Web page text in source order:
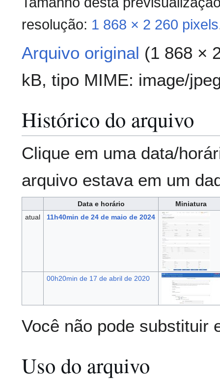
resolução: 1 868 × 2 260 pixels
Arquivo original (1 868 ×
kB, tipo MIME: image/
Histórico do arquivo
Clique em uma data/
arquivo estava em um
Data e horário
Miniatura
atual
11h40min de 24 de maio de 2024
00h20min de 17 de abril de 2020
Você não pode substituir
Uso do arquivo